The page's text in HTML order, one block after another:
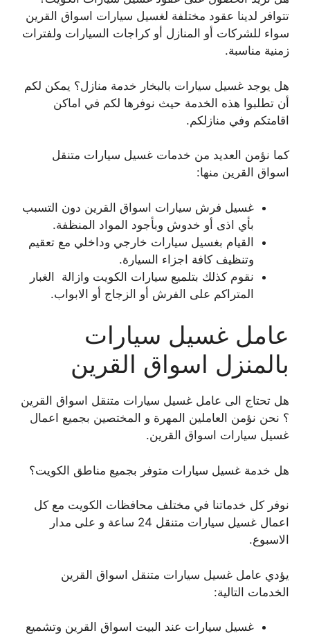
تتوافر لدينا عقود مختلفة لغسيل سيارات اسواق القرين
سواء للشركات أو المنازل أو كراجات السيارات ولفترات
زمنية مناسبة.
هل يوجد غسيل سيارات بالبخار خدمة منازل؟ يمكن لكم
أن تطلبوا هذه الخدمة حيث نوفرها لكم في اماكن
اقامتكم وفي منازلكم.
كما نؤمن العديد من خدمات غسيل سيارات متنقل
اسواق القرين منها:
غسيل فرش سيارات اسواق القرين دون التسبب
بأي اذى أو خدوش وبأجود المواد المنظفة.
القيام بغسيل سيارات خارجي وداخلي مع تعقيم
وتنظيف كافة اجزاء السيارة.
نقوم كذلك بتلميع سيارات الكويت وازالة الغبار
المتراكم على الفرش أو الزجاج أو الابواب.
عامل غسيل سيارات
بالمنزل اسواق القرين
هل تحتاج الى عامل غسيل سيارات متنقل اسواق القرين
؟ نحن نؤمن العاملين المهرة و المختصين بجميع اعمال
غسيل سيارات اسواق القرين.
هل خدمة غسيل سيارات متوفر بجميع مناطق الكويت؟
نوفر كل خدماتنا في مختلف محافظات الكويت مع كل
اعمال غسيل سيارات متنقل 24 ساعة و على مدار
الاسبوع.
يؤدي عامل غسيل سيارات متنقل اسواق القرين
الخدمات التالية:
غسيل سيارات عند البيت اسواق القرين وتشميع